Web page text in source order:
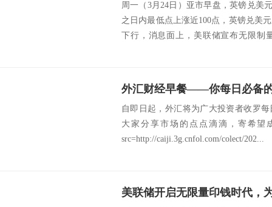
周一（3月24日）亚市早盘，英镑兑美
之日内最低点上涨近100点，英镑兑美
下行，消息面上，美联储宣布无限制
外汇财经早餐——你每日必备
自即日起，外汇将为广大投资者收罗
大家分享市场的点点滴滴，寄希望
src=http://caiji.3g.cnfol.com/colect/202...
美联储开启无限量印钱时代，